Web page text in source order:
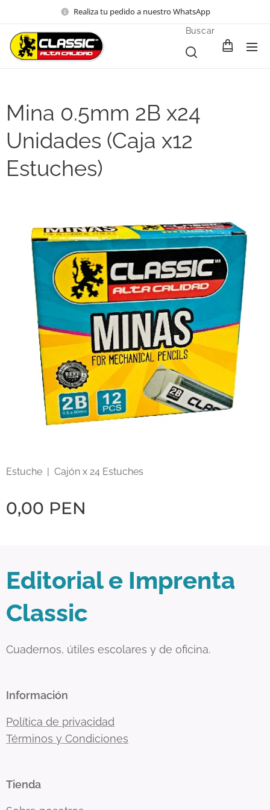
Realiza tu pedido a nuestro WhatsApp
Buscar
Mina 0.5mm 2B x24
Unidades (Caja x12
Estuches)
Estuche | Cajón x 24 Estuches
0,00 PEN
Editorial e Imprenta
Classic
Cuadernos, útiles escolares y de oficina.
Información
Política de privacidad
Términos y Condiciones
Tienda